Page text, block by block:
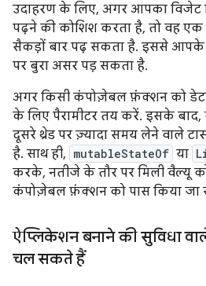
उदाहरण के लिए, अगर आपका विजेट
पढ़ने की कोशिश करता है, तो वह
सैकड़ों बार पढ़ सकता है. इससे आपके
पर बुरा असर पड़ सकता है.
अगर किसी कंपोज़ेबल फ़ंक्शन को
के लिए पैरामीटर तय करें. इसके
दूसरे थ्रेड पर ज़्यादा समय लेने वाले
है. साथ ही, mutableStateOf या
करके, नतीजे के तौर पर मिली वैल्यू
कंपोज़ेबल फ़ंक्शन को पास किया जा
ऐप्लिकेशन बनाने की सुविधा
चल सकते हैं